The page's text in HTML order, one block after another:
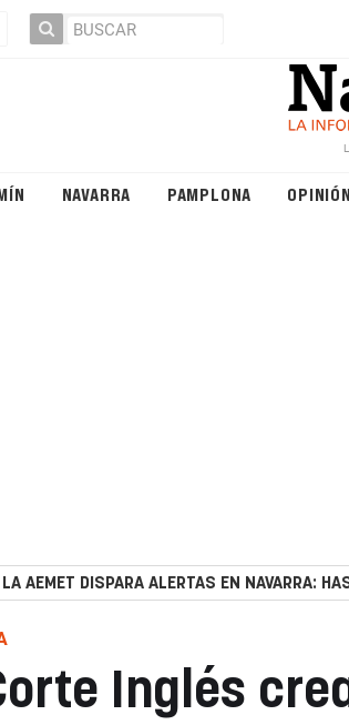
NAVARRA PAMPLONA OPINIÓN
LA AEMET DISPARA ALERTAS EN NAVARRA:
Inglés